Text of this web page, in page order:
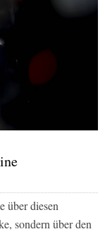
über diesen
sondern über den